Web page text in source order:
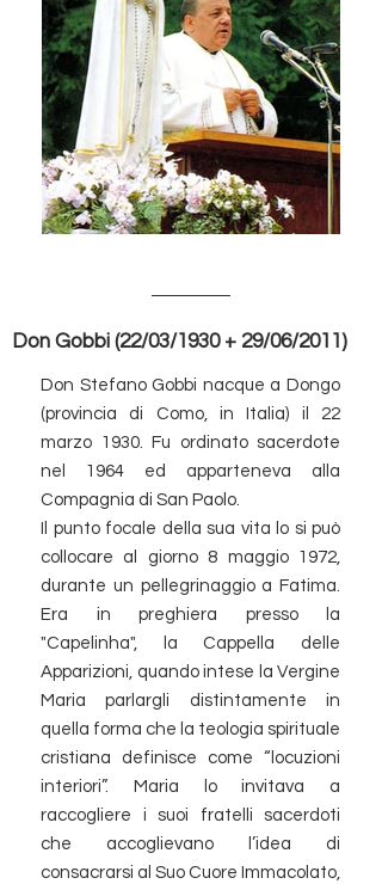
Don Gobbi (22/03/1930 + 29/06/2011)
Don Stefano Gobbi nacque a Dongo
(provincia di Como, in Italia) il 22
marzo 1930. Fu ordinato sacerdote
nel 1964 ed apparteneva alla
Compagnia di San Paolo.
Il punto focale della sua vita lo si può
collocare al giorno 8 maggio 1972,
durante un pellegrinaggio a Fatima.
Era in preghiera presso la
"Capelinha", la Cappella delle
Apparizioni, quando intese la Vergine
Maria parlargli distintamente in
quella forma che la teologia spirituale
cristiana definisce come “locuzioni
interiori”. Maria lo invitava a
raccogliere i suoi fratelli sacerdoti
che accoglievano l’idea di
consacrarsi al Suo Cuore Immacolato,